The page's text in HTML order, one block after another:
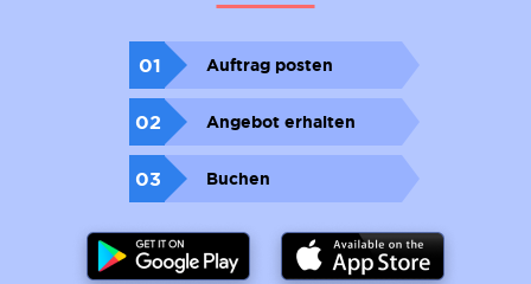
01 Auftrag posten
02 Angebot erhalten
03 Buchen